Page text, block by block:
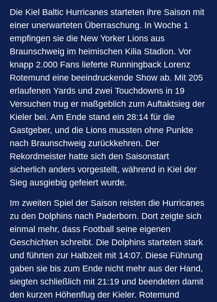
Die Kiel Baltic Hurricanes starteten ihre Saison mit
einer unerwarteten Überraschung. In Woche 1
empfingen sie die New Yorker Lions aus
Braunschweig im heimischen Kilia Stadion. Vor
knapp 2.000 Fans lieferte Runningback Lorenz
Rotemund eine beeindruckende Show ab. Mit 205
erlaufenen Yards und zwei Touchdowns in 19
Versuchen trug er maßgeblich zum Auftaktsieg der
Kieler bei. Am Ende stand ein 28:14 für die
Gastgeber, und die Lions mussten ohne Punkte
nach Braunschweig zurückkehren. Der
Rekordmeister hatte sich den Saisonstart
sicherlich anders vorgestellt, während in Kiel der
Sieg ausgiebig gefeiert wurde.
Im zweiten Spiel der Saison reisten die Hurricanes
zu den Dolphins nach Paderborn. Dort zeigte sich
einmal mehr, dass Football seine eigenen
Geschichten schreibt. Die Dolphins starteten stark
und führten zur Halbzeit mit 14:07. Diese Führung
gaben sie bis zum Ende nicht mehr aus der Hand,
siegten schließlich mit 21:19 und beendeten damit
den kurzen Höhenflug der Kieler. Rotemund